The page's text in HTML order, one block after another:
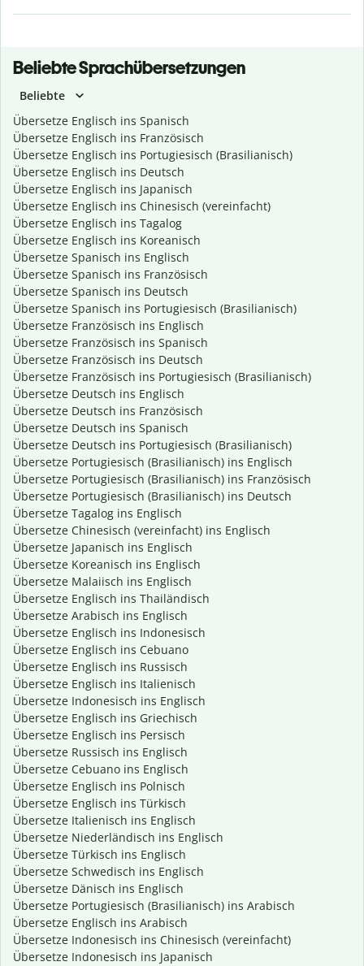
Beliebte Sprachübersetzungen
Beliebte
Übersetze Englisch ins Spanisch
Übersetze Englisch ins Französisch
Übersetze Englisch ins Portugiesisch (Brasilianisch)
Übersetze Englisch ins Deutsch
Übersetze Englisch ins Japanisch
Übersetze Englisch ins Chinesisch (vereinfacht)
Übersetze Englisch ins Tagalog
Übersetze Englisch ins Koreanisch
Übersetze Spanisch ins Englisch
Übersetze Spanisch ins Französisch
Übersetze Spanisch ins Deutsch
Übersetze Spanisch ins Portugiesisch (Brasilianisch)
Übersetze Französisch ins Englisch
Übersetze Französisch ins Spanisch
Übersetze Französisch ins Deutsch
Übersetze Französisch ins Portugiesisch (Brasilianisch)
Übersetze Deutsch ins Englisch
Übersetze Deutsch ins Französisch
Übersetze Deutsch ins Spanisch
Übersetze Deutsch ins Portugiesisch (Brasilianisch)
Übersetze Portugiesisch (Brasilianisch) ins Englisch
Übersetze Portugiesisch (Brasilianisch) ins Französisch
Übersetze Portugiesisch (Brasilianisch) ins Deutsch
Übersetze Tagalog ins Englisch
Übersetze Chinesisch (vereinfacht) ins Englisch
Übersetze Japanisch ins Englisch
Übersetze Koreanisch ins Englisch
Übersetze Malaiisch ins Englisch
Übersetze Englisch ins Thailändisch
Übersetze Arabisch ins Englisch
Übersetze Englisch ins Indonesisch
Übersetze Englisch ins Cebuano
Übersetze Englisch ins Russisch
Übersetze Englisch ins Italienisch
Übersetze Indonesisch ins Englisch
Übersetze Englisch ins Griechisch
Übersetze Englisch ins Persisch
Übersetze Russisch ins Englisch
Übersetze Cebuano ins Englisch
Übersetze Englisch ins Polnisch
Übersetze Englisch ins Türkisch
Übersetze Italienisch ins Englisch
Übersetze Niederländisch ins Englisch
Übersetze Türkisch ins Englisch
Übersetze Schwedisch ins Englisch
Übersetze Dänisch ins Englisch
Übersetze Portugiesisch (Brasilianisch) ins Arabisch
Übersetze Englisch ins Arabisch
Übersetze Indonesisch ins Chinesisch (vereinfacht)
Übersetze Indonesisch ins Japanisch